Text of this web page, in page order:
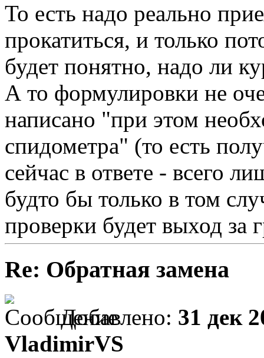
То есть надо реально
прокатиться, и только
будет понятно, надо ли
А то формулировки не
написано "при этом
спидометра" (то есть
сейчас в ответе - всего
будто бы только в том
проверки будет выход за
Re: Обратная замена
Добавлено: 31 дек
VladimirVS